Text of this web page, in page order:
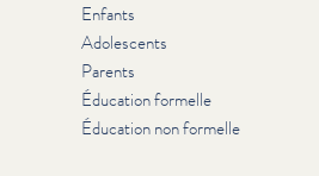
Enfants
Adolescents
Parents
Éducation formelle
Éducation non formelle